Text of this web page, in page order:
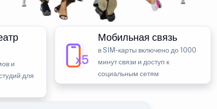
и
для
Мобильная связь
в SIM-карты включено до 1000
минут связи и доступ к
социальным сетям